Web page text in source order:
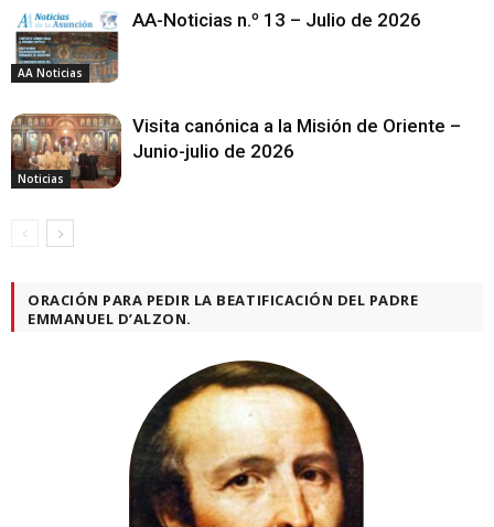
AA Noticias
AA-Noticias n.º 13 – Julio de 2026
Noticias
Visita canónica a la Misión de Oriente –
Junio-julio de 2026
ORACIÓN PARA PEDIR LA BEATIFICACIÓN DEL PADRE
EMMANUEL D’ALZON.